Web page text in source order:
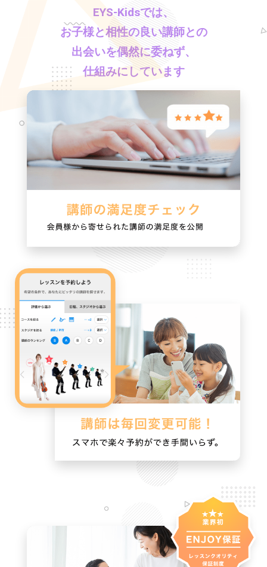
EYS-Kidsでは、
お子様と相性の良い講師との
出会いを偶然に委ねず、
仕組みにしています